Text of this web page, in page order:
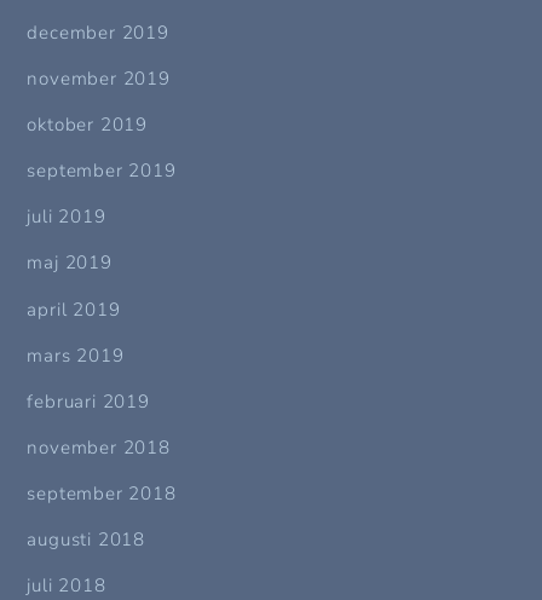
december 2019
november 2019
oktober 2019
september 2019
juli 2019
maj 2019
april 2019
mars 2019
februari 2019
november 2018
september 2018
augusti 2018
juli 2018